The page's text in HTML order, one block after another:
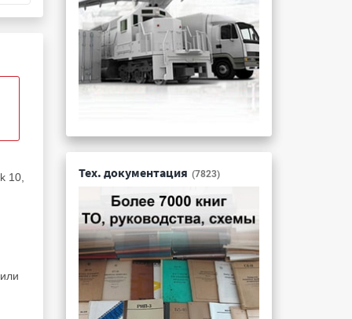
10,
Тех. документация (7823)